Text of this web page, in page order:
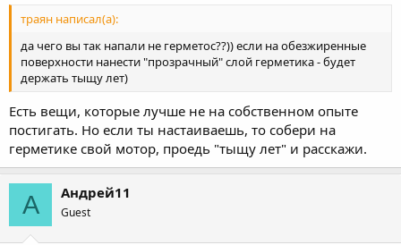
траян написал(а):
да чего вы так напали не герметос??)) если на обезжиренные
поверхности нанести "прозрачный" слой герметика - будет
держать тыщу лет)
Есть вещи, которые лучше не на собственном опыте
постигать. Но если ты настаиваешь, то собери на
герметике свой мотор, проедь "тыщу лет" и расскажи.
А Андрей11
Guest